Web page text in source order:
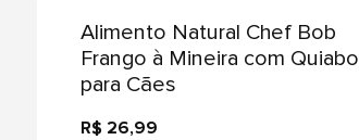
Alimento Natural Chef Bob
Frango à Mineira com Quiabo
para Cães
R$ 26,99